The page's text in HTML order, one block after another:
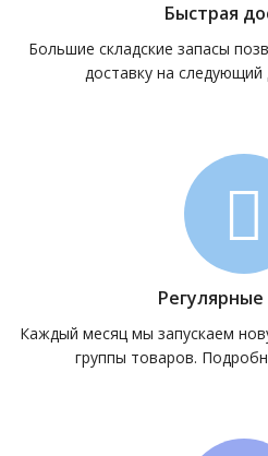
Быстрая
Большие складские запасы
доставку на следующий
Регулярные
Каждый месяц мы запускаем
группы товаров.